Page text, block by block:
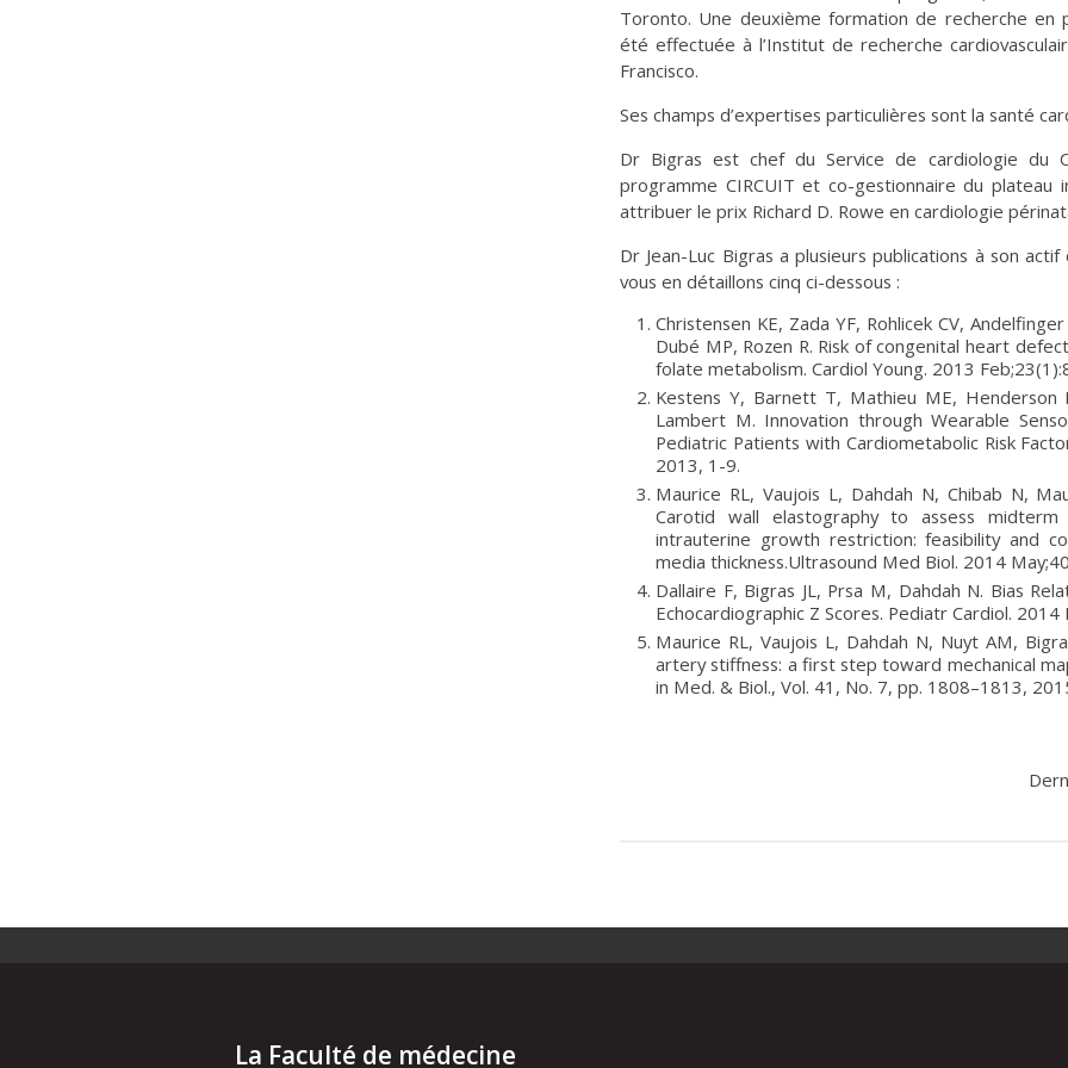
Toronto. Une deuxième formation de recherche en
été effectuée à l’Institut de recherche
Francisco.
Ses champs d’expertises particulières sont la santé
Dr Bigras est chef du Service de cardiologie du
programme CIRCUIT et co-gestionnaire du plateau
attribuer le prix Richard D. Rowe en cardiologie
Dr Jean-Luc Bigras a plusieurs publications à son
vous en détaillons cinq ci-dessous :
Christensen KE, Zada YF, Rohlicek CV,
Dubé MP, Rozen R. Risk of congenital heart
folate metabolism. Cardiol Young. 2013
Kestens Y, Barnett T, Mathieu ME,
Lambert M. Innovation through Wearable
Pediatric Patients with Cardiometabolic Risk
2013, 1-9.
Maurice RL, Vaujois L, Dahdah N, Chibab N,
Carotid wall elastography to assess midterm
intrauterine growth restriction: feasibility and
media thickness.Ultrasound Med Biol. 2014
Dallaire F, Bigras JL, Prsa M, Dahdah N. Bias
Echocardiographic Z Scores. Pediatr Cardiol.
Maurice RL, Vaujois L, Dahdah N, Nuyt AM,
artery stiffness: a first step toward mechanical
in Med. & Biol., Vol. 41, No. 7, pp. 1808–1813,
La Faculté de médecine